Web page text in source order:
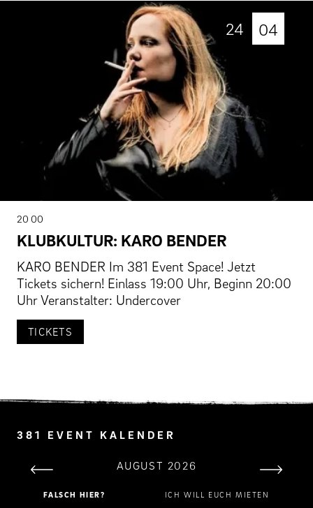
24 04
20 00
KLUBKULTUR: KARO BENDER
KARO BENDER Im 381 Event Space! Jetzt
Tickets sichern! Einlass 19:00 Uhr, Beginn 20:00
Uhr Veranstalter: Undercover
TICKETS
381 EVENT KALENDER
AUGUST 2026
MO DI FR SA
FALSCH HIER? ICH WILL EUCH MIETEN